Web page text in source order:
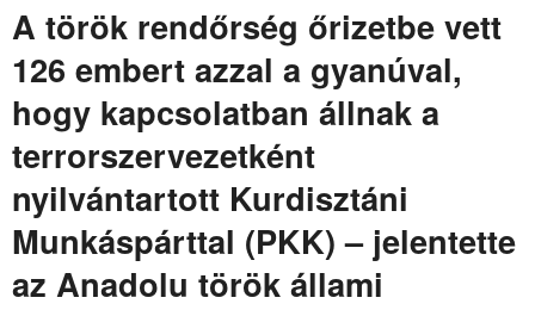
A török rendőrség őrizetbe vett
126 embert azzal a gyanúval,
hogy kapcsolatban állnak a
terrorszervezetként
nyilvántartott Kurdisztáni
Munkáspárttal (PKK) – jelentette
az Anadolu török állami